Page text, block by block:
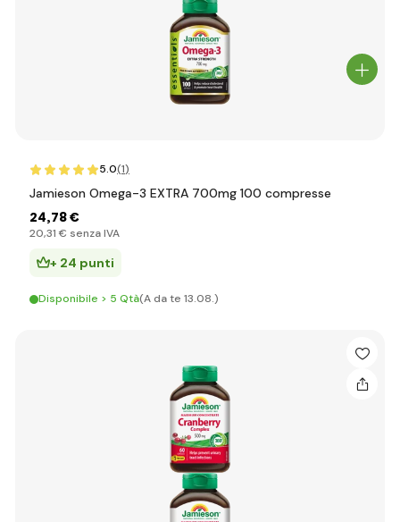
5.0(1)
Jamieson Omega-3 EXTRA 700mg 100 compresse
24,78 €
20,31 € senza IVA
+ 24 punti
Disponibile > 5 Qtà(A da te 13.08.)